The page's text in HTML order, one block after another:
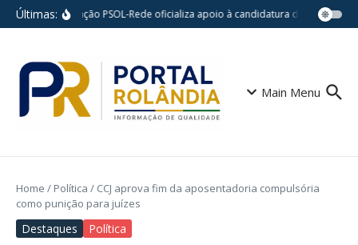
Ir para o conteúdo
Últimas:Federação PSOL-Rede oficializa apoio à candidatura de Lula à
Main Menu
Home / Política / CCJ aprova fim da aposentadoria compulsória
como punição para juízes
Destaques Política